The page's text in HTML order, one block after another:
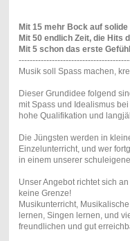
Mit 15 mehr Bock auf
Mit 50 endlich Zeit, die Hits
Mit 5 schon das erste
Musik soll Spass machen,
Dieser Grundidee folgend
mit Spass und Idealismus
hohe Qualifikation und
Die Jüngsten werden in
Einzelunterricht, und wer
in einem unserer
Unser Angebot richtet sich
keine Grenze!
Musikunterricht,
lernen, Singen lernen, und
freundlichen und gut